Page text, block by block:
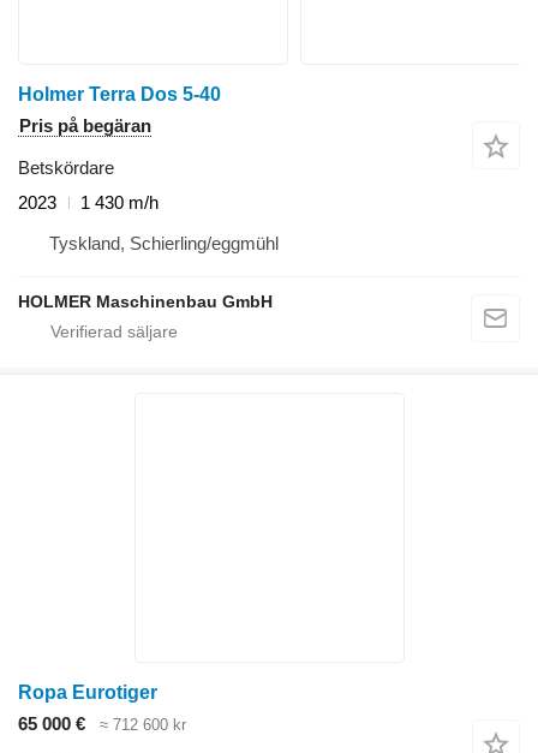
Holmer Terra Dos 5-40
Pris på begäran
Betskördare
2023
1 430 m/h
Tyskland, Schierling/eggmühl
HOLMER Maschinenbau GmbH
Ropa Eurotiger
65 000 €
≈ 712 600 kr